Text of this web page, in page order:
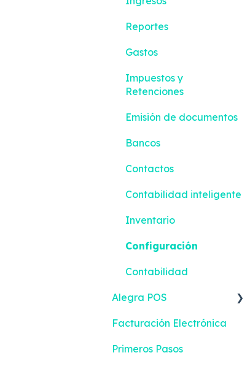
Reportes
Gastos
Impuestos y
Retenciones
Emisión de documentos
Bancos
Contactos
Contabilidad inteligente
Inventario
Configuración
Contabilidad
Alegra POS
Ingresos
Contactos
Facturación Electrónica
Primeros Pasos